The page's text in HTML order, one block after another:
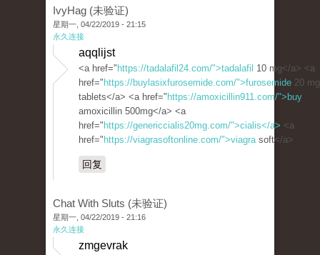
IvyHag (未验证)
星期一, 04/22/2019 - 21:15
永久连接
aqqlijst
<a href=" https://tadalafil24.com/">tadalafil 10 mg</a> <a
href=" https://buylasixfurosemide.com/">furosemide 20 mg
tablets</a> <a href=" https://amoxicillin911.com/">buy
amoxicillin 500mg</a> <a
href=" https://genericcialis20mg.com/">cialis</a> <a
href=" https://viagrasoftonline.com/">viagrasoft</a>
回复
Chat With Sluts (未验证)
星期一, 04/22/2019 - 21:16
永久连接
zmgevrak